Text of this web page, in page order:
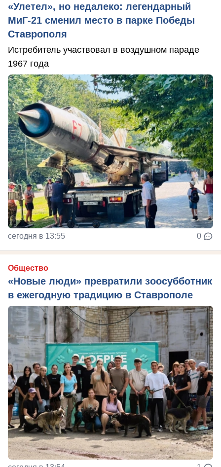
«Улетел», но недалеко: легендарный
МиГ-21 сменил место в парке Победы
Ставрополя
Истребитель участвовал в воздушном параде
1967 года
сегодня в 13:55 0
Общество
«Новые люди» превратили зоосубботник
в ежегодную традицию в Ставрополе